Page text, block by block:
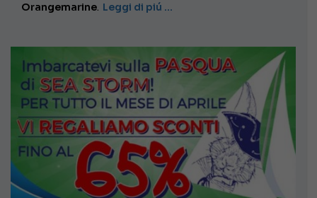
Orangemarine. Leggi di piú …